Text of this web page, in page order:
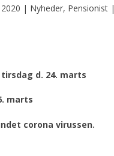
| Nyheder, Pensionist|
d. 24. marts
marts
corona virussen.